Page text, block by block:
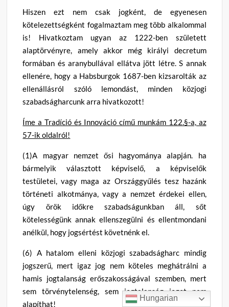
Hiszen ezt nem csak jogként, de egyenesen
kötelezettségként fogalmaztam meg több alkalommal
is! Hivatkoztam ugyan az 1222-ben született
alaptörvényre, amely akkor még királyi decretum
formában és aranybullával ellátva jött létre. S annak
ellenére, hogy a Habsburgok 1687-ben kizsarolták az
ellenállásról szóló lemondást, minden közjogi
szabadságharcunk arra hivatkozott!
Íme a Tradíció és Innováció című munkám 122.§-a, az
57-ik oldalról!
(1)A magyar nemzet ősi hagyománya alapján. ha
bármelyik választott képviselő, a képviselők
testületei, vagy maga az Országgyűlés tesz hazánk
történeti alkotmánya, vagy a nemzet érdekei ellen,
úgy örök időkre szabadságunkban áll, sőt
kötelességünk annak ellenszegülni és ellentmondani
anélkül, hogy jogsértést követnénk el.
(6) A hatalom elleni közjogi szabadságharc mindig
jogszerű, mert igaz jog nem köteles meghátrálni a
hamis jogtalanság erőszakosságával szemben, mert
sem törvénytelenség, sem jogtalanság jogot nem
alapíthat!
Hungarian